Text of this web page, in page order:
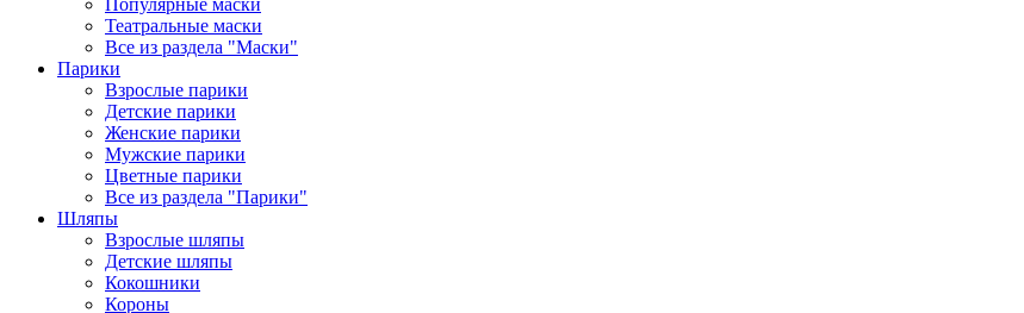
Популярные маски
Театральные маски
Все из раздела "Маски"
Парики
Взрослые парики
Детские парики
Женские парики
Мужские парики
Цветные парики
Все из раздела "Парики"
Шляпы
Взрослые шляпы
Детские шляпы
Кокошники
Короны